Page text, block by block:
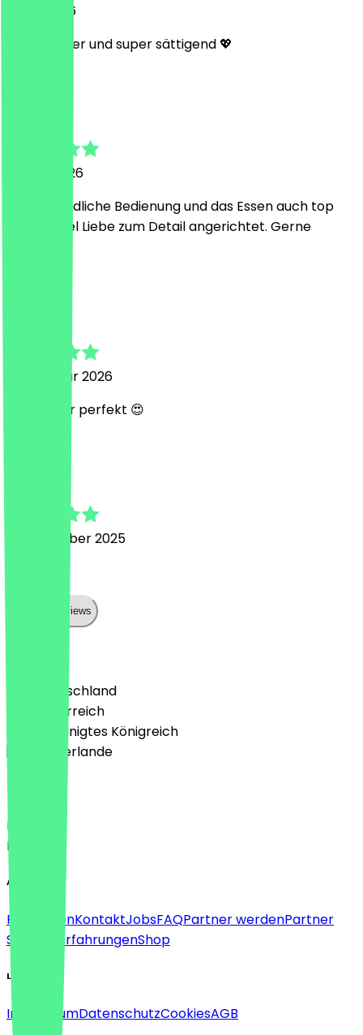
7. Mai 2026
Mega lecker und super sättigend 💖
6. April 2026
Sehr freundliche Bedienung und das Essen auch top
und mit viel Liebe zum Detail angerichtet. Gerne
20. Februar 2026
Wie immer perfekt 😍
12. November 2025
Show all reviews
🇩🇪 Deutschland
🇦🇹 Österreich
🇬🇧 Vereinigtes Königreich
🇳🇱 Niederlande
Deutsch
English
About
Für FirmenKontaktJobsFAQPartner werdenPartner
Support
ErfahrungenShop
Legal
ImpressumDatenschutzCookiesAGB